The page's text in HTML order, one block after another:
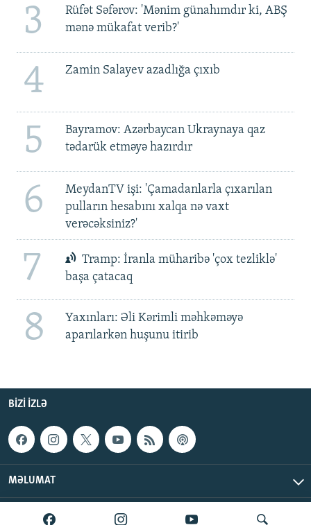
3
Rüfət Səfərov: 'Mənim günahımdır ki, ABŞ
mənə mükafat verib?'
4 Zamin Salayev azadlığa çıxıb
5
Bayramov: Azərbaycan Ukraynaya qaz
tədarük etməyə hazırdır
6
MeydanTV işi: 'Çamadanlarla çıxarılan
pulların hesabını xalqa nə vaxt
verəcəksiniz?'
7
Tramp: İranla müharibə 'çox tezliklə'
başa çatacaq
8
Yaxınları: Əli Kərimli məhkəməyə
aparılarkən huşunu itirib
BIZI IZLƏ
MƏLUMAT
AzadlıqRadiosu © 2026 Inc. | Bütün hüquqlar qorunur